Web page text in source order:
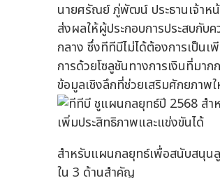
นายศรัณย์ ภู่พัฒน์ ประธานเจ้าหน้
ส่งผลให้ผู้ประกอบการประสบกับ
กลาง ซึ่งทีทีบีไม่ได้ต้องการเป็น
การด้วยโซลูชันทางการเงินที่มา
ข้อมูลเชิงลึกที่ช่วยเสริมศักยภาพ
สำหรับแผนกลยุทธ์เพื่อสนับสนุนลู
ใน 3 ด้านสำคัญ